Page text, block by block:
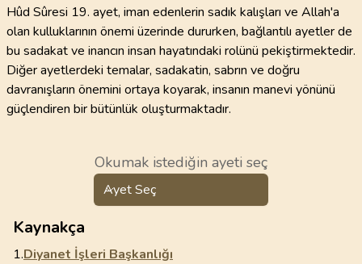
Hûd Sûresi 19. ayet, iman edenlerin sadık kalışları ve Allah'a
olan kulluklarının önemi üzerinde dururken, bağlantılı ayetler de
bu sadakat ve inancın insan hayatındaki rolünü pekiştirmektedir.
Diğer ayetlerdeki temalar, sadakatin, sabrın ve doğru
davranışların önemini ortaya koyarak, insanın manevi yönünü
güçlendiren bir bütünlük oluşturmaktadır.
Okumak istediğin ayeti seç
Ayet Seç
Kaynakça
1.Diyanet İşleri Başkanlığı